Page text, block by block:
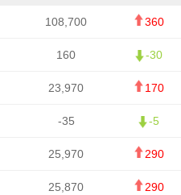
108,700 360
160 -30
23,970 170
-35 -5
25,970 290
25,870 290